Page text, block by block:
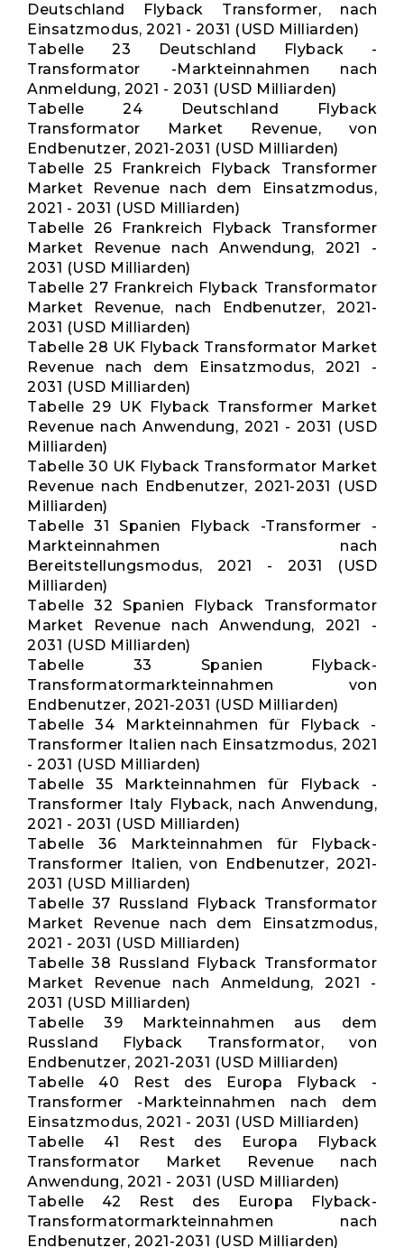
Deutschland Flyback Transformer, nach
Einsatzmodus, 2021 - 2031 (USD Milliarden)
Tabelle 23 Deutschland Flyback -
Transformator -Markteinnahmen nach
Anmeldung, 2021 - 2031 (USD Milliarden)
Tabelle 24 Deutschland Flyback
Transformator Market Revenue, von
Endbenutzer, 2021-2031 (USD Milliarden)
Tabelle 25 Frankreich Flyback Transformer
Market Revenue nach dem Einsatzmodus,
2021 - 2031 (USD Milliarden)
Tabelle 26 Frankreich Flyback Transformer
Market Revenue nach Anwendung, 2021 -
2031 (USD Milliarden)
Tabelle 27 Frankreich Flyback Transformator
Market Revenue, nach Endbenutzer, 2021-
2031 (USD Milliarden)
Tabelle 28 UK Flyback Transformator Market
Revenue nach dem Einsatzmodus, 2021 -
2031 (USD Milliarden)
Tabelle 29 UK Flyback Transformer Market
Revenue nach Anwendung, 2021 - 2031 (USD
Milliarden)
Tabelle 30 UK Flyback Transformator Market
Revenue nach Endbenutzer, 2021-2031 (USD
Milliarden)
Tabelle 31 Spanien Flyback -Transformer -
Markteinnahmen nach
Bereitstellungsmodus, 2021 - 2031 (USD
Milliarden)
Tabelle 32 Spanien Flyback Transformator
Market Revenue nach Anwendung, 2021 -
2031 (USD Milliarden)
Tabelle 33 Spanien Flyback-
Transformatormarkteinnahmen von
Endbenutzer, 2021-2031 (USD Milliarden)
Tabelle 34 Markteinnahmen für Flyback -
Transformer Italien nach Einsatzmodus, 2021
- 2031 (USD Milliarden)
Tabelle 35 Markteinnahmen für Flyback -
Transformer Italy Flyback, nach Anwendung,
2021 - 2031 (USD Milliarden)
Tabelle 36 Markteinnahmen für Flyback-
Transformer Italien, von Endbenutzer, 2021-
2031 (USD Milliarden)
Tabelle 37 Russland Flyback Transformator
Market Revenue nach dem Einsatzmodus,
2021 - 2031 (USD Milliarden)
Tabelle 38 Russland Flyback Transformator
Market Revenue nach Anmeldung, 2021 -
2031 (USD Milliarden)
Tabelle 39 Markteinnahmen aus dem
Russland Flyback Transformator, von
Endbenutzer, 2021-2031 (USD Milliarden)
Tabelle 40 Rest des Europa Flyback -
Transformer -Markteinnahmen nach dem
Einsatzmodus, 2021 - 2031 (USD Milliarden)
Tabelle 41 Rest des Europa Flyback
Transformator Market Revenue nach
Anwendung, 2021 - 2031 (USD Milliarden)
Tabelle 42 Rest des Europa Flyback-
Transformatormarkteinnahmen nach
Endbenutzer, 2021-2031 (USD Milliarden)